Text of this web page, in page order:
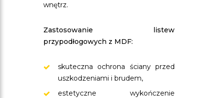
wnętrz.
Zastosowanie listew
przypodłogowych z MDF:
skuteczna ochrona ściany przed
uszkodzeniami i brudem,
estetyczne wykończenie